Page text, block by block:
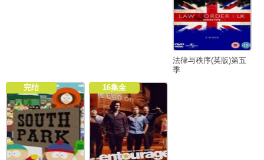
法律与秩序(英版)第五
季
完结
16集全